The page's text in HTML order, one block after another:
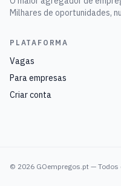
Milhares de oportunidades,
PLATAFORMA
Vagas
Para empresas
Criar conta
© 2026 GOempregos.pt —